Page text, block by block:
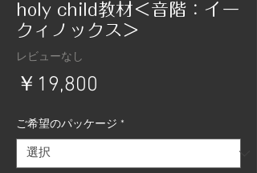
holy child教材＜音階：イー
クィノックス＞
レビューなし
￥19,800
ご希望のパッケージ *